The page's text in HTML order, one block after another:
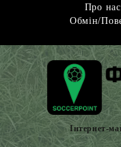
Про нас
Обмін/
Інтернет-